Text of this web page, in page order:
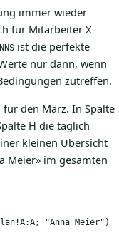
immer wieder
für Mitarbeiter X
ist die perfekte
nur dann, wenn
zutreffen.
den März. In Spalte
H die täglich
kleinen Übersicht
Meier» im gesamten
"Anna Meier")